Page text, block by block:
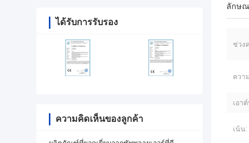
ได้รับการรับรอง
ความคิดเห็นของลูกค้า
ลักษ
ช่วง
ควา
เอา
เน้น: